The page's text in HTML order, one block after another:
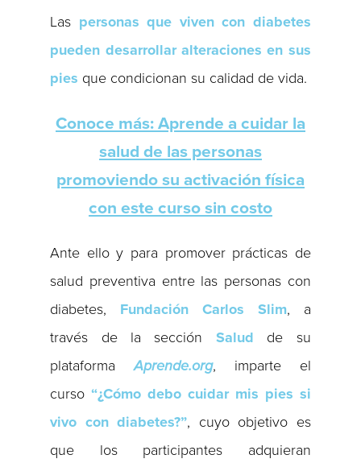
Las personas que viven con diabetes
pueden desarrollar alteraciones en sus
pies que condicionan su calidad de vida.
Conoce más: Aprende a cuidar la
salud de las personas
promoviendo su activación física
con este curso sin costo
Ante ello y para promover prácticas de
salud preventiva entre las personas con
diabetes, Fundación Carlos Slim, a
través de la sección Salud de su
plataformaAprende.org, imparte el
curso“¿Cómo debo cuidar mis pies si
vivo con diabetes?”, cuyo objetivo es
que los participantes adquieran